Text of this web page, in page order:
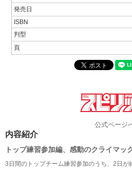
発売日
ISBN
判型
頁
公式ページ
内容紹介
トップ練習参加編、感動のクライマッ
3日間のトップチーム練習参加のうち、2日が